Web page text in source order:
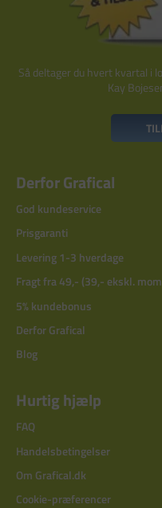
Så deltager du hvert kvartal
Kay
Derfor Grafical
God kundeservice
Prisgaranti
Levering 1-3 hverdage
Fragt fra 49,- (39,- ekskl.
5% kundebonus
Derfor Grafical
Blog
Hurtig hjælp
FAQ
Handelsbetingelser
Om Grafical.dk
Cookie-præferencer